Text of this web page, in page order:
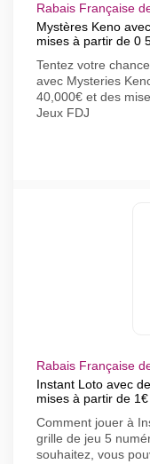
Rabais Française
Mystères Keno
mises à partir de 0
Tentez votre
avec Mysteries
40,000€ et des
Jeux FDJ
Rabais Française
Instant Loto avec
mises à partir de
Comment jouer à
grille de jeu 5
souhaitez, vous